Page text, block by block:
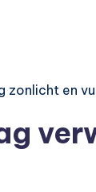
zonlicht en